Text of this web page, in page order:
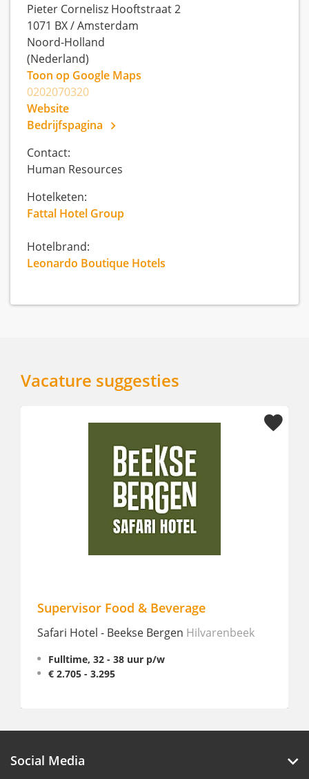
Pieter Cornelisz Hooftstraat 2
1071 BX/Amsterdam
Noord-Holland
(Nederland)
Toon op Google Maps
0202070320
Website
Bedrijfspagina
Contact:
Human Resources
Hotelketen:
Fattal Hotel Group
Hotelbrand:
Leonardo Boutique Hotels
Vacature suggesties
Supervisor Food & Beverage
Safari Hotel - Beekse BergenHilvarenbeek
Fulltime, 32 - 38 uur p/w
€ 2.705 - 3.295